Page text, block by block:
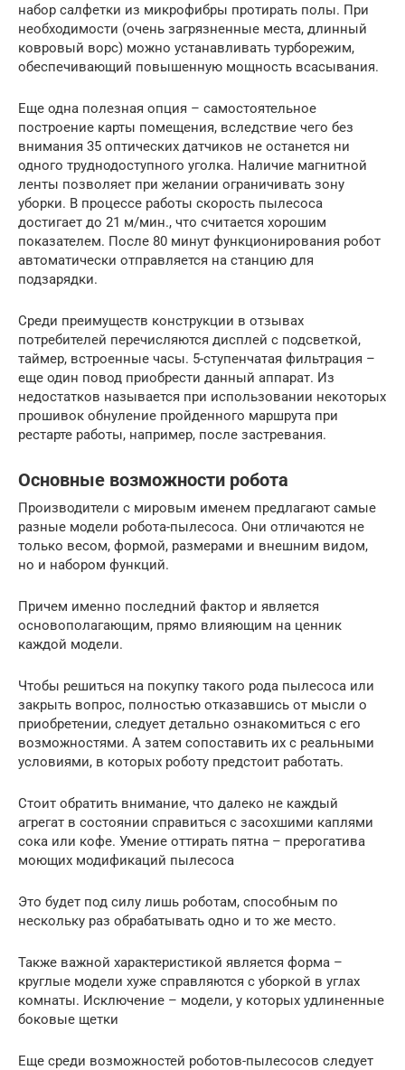
набор салфетки из микрофибры протирать полы. При
необходимости (очень загрязненные места, длинный
ковровый ворс) можно устанавливать турборежим,
обеспечивающий повышенную мощность всасывания.
Еще одна полезная опция – самостоятельное
построение карты помещения, вследствие чего без
внимания 35 оптических датчиков не останется ни
одного труднодоступного уголка. Наличие магнитной
ленты позволяет при желании ограничивать зону
уборки. В процессе работы скорость пылесоса
достигает до 21 м/мин., что считается хорошим
показателем. После 80 минут функционирования робот
автоматически отправляется на станцию для
подзарядки.
Среди преимуществ конструкции в отзывах
потребителей перечисляются дисплей с подсветкой,
таймер, встроенные часы. 5-ступенчатая фильтрация –
еще один повод приобрести данный аппарат. Из
недостатков называется при использовании некоторых
прошивок обнуление пройденного маршрута при
рестарте работы, например, после застревания.
Основные возможности робота
Производители с мировым именем предлагают самые
разные модели робота-пылесоса. Они отличаются не
только весом, формой, размерами и внешним видом,
но и набором функций.
Причем именно последний фактор и является
основополагающим, прямо влияющим на ценник
каждой модели.
Чтобы решиться на покупку такого рода пылесоса или
закрыть вопрос, полностью отказавшись от мысли о
приобретении, следует детально ознакомиться с его
возможностями. А затем сопоставить их с реальными
условиями, в которых роботу предстоит работать.
Стоит обратить внимание, что далеко не каждый
агрегат в состоянии справиться с засохшими каплями
сока или кофе. Умение оттирать пятна – прерогатива
моющих модификаций пылесоса
Это будет под силу лишь роботам, способным по
нескольку раз обрабатывать одно и то же место.
Также важной характеристикой является форма –
круглые модели хуже справляются с уборкой в углах
комнаты. Исключение – модели, у которых удлиненные
боковые щетки
Еще среди возможностей роботов-пылесосов следует